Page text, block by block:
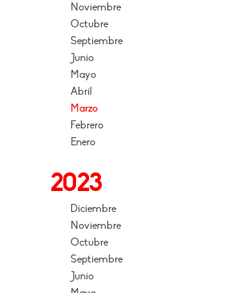
Noviembre
Octubre
Septiembre
Junio
Mayo
Abril
Marzo
Febrero
Enero
2023
Diciembre
Noviembre
Octubre
Septiembre
Junio